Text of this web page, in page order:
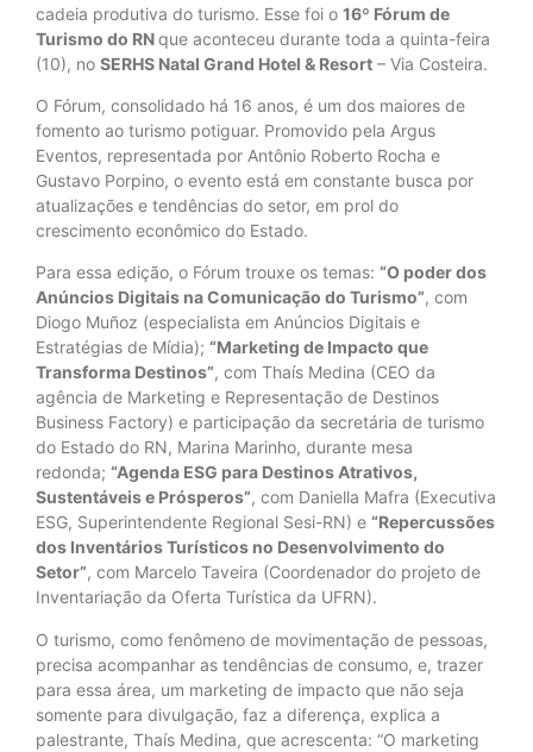
cadeia produtiva do turismo. Esse foi o 16º Fórum de
Turismo do RNque aconteceu durante toda a quinta-feira
(10), no SERHS Natal Grand Hotel & Resort – Via Costeira.
O Fórum, consolidado há 16 anos, é um dos maiores de
fomento ao turismo potiguar. Promovido pela Argus
Eventos, representada por Antônio Roberto Rocha e
Gustavo Porpino, o evento está em constante busca por
atualizações e tendências do setor, em prol do
crescimento econômico do Estado.
Para essa edição, o Fórum trouxe os temas: “O poder dos
Anúncios Digitais na Comunicação do Turismo”, com
Diogo Muñoz (especialista em Anúncios Digitais e
Estratégias de Mídia); “Marketing de Impacto que
Transforma Destinos”, com Thaís Medina (CEO da
agência de Marketing e Representação de Destinos
Business Factory) e participação da secretária de turismo
do Estado do RN, Marina Marinho, durante mesa
redonda; “Agenda ESG para Destinos Atrativos,
Sustentáveis e Prósperos”, com Daniella Mafra (Executiva
ESG, Superintendente Regional Sesi-RN) e “Repercussões
dos Inventários Turísticos no Desenvolvimento do
Setor”, com Marcelo Taveira (Coordenador do projeto de
Inventariação da Oferta Turística da UFRN).
O turismo, como fenômeno de movimentação de pessoas,
precisa acompanhar as tendências de consumo, e, trazer
para essa área, um marketing de impacto que não seja
somente para divulgação, faz a diferença, explica a
palestrante, Thaís Medina, que acrescenta: “O marketing